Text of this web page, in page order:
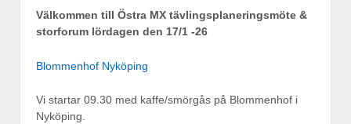
Välkommen till Östra MX tävlingsplaneringsmöte &
storforum lördagen den 17/1 -26
Blommenhof Nyköping
Vi startar 09.30 med kaffe/smörgås på Blommenhof i
Nyköping.